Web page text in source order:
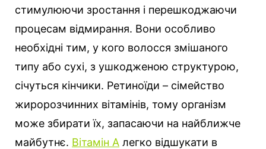
стимулюючи зростання і перешкоджаючи
процесам відмирання. Вони особливо
необхідні тим, у кого волосся змішаного
типу або сухі, з ушкодженою структурою,
січуться кінчики. Ретиноїди – сімейство
жиророзчинних вітамінів, тому організм
може збирати їх, запасаючи на найближче
майбутнє. Вітамін А легко відшукати в